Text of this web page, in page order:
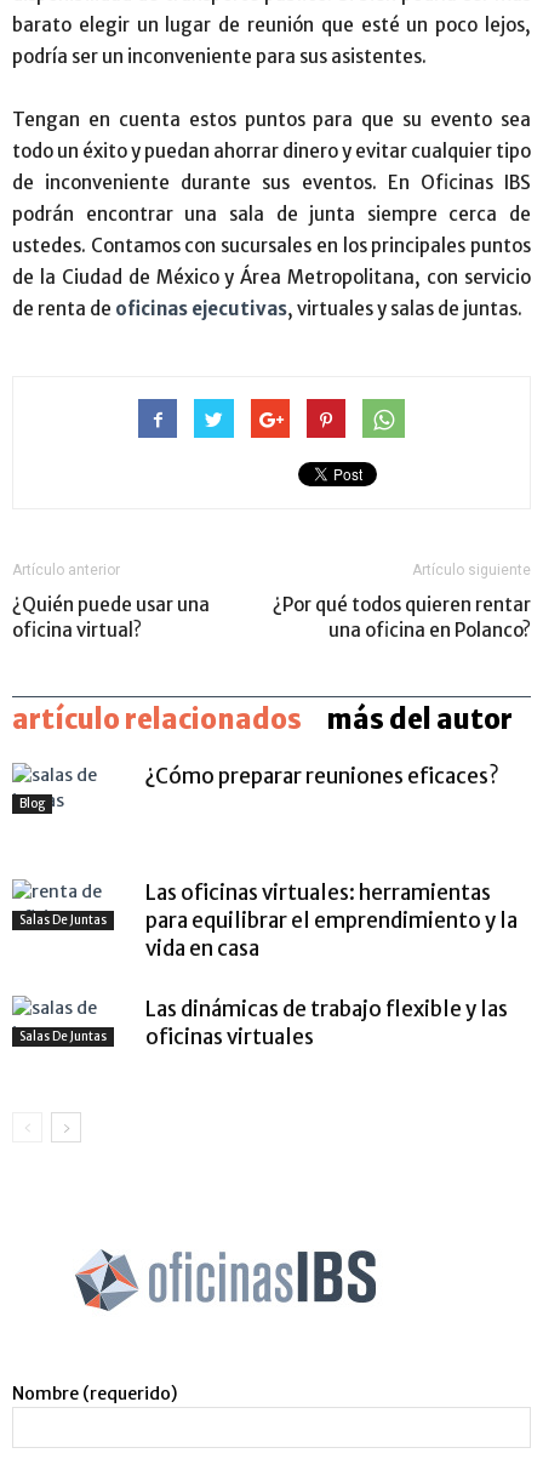
barato elegir un lugar de reunión que esté un poco lejos,
podría ser un inconveniente para sus asistentes.
Tengan en cuenta estos puntos para que su evento sea
todo un éxito y puedan ahorrar dinero y evitar cualquier tipo
de inconveniente durante sus eventos. En Oficinas IBS
podrán encontrar una sala de junta siempre cerca de
ustedes. Contamos con sucursales en los principales puntos
de la Ciudad de México y Área Metropolitana, con servicio
de renta de oficinas ejecutivas, virtuales y salas de juntas.
Artículo anterior
¿Quién puede usar una
oficina virtual?
Artículo siguiente
¿Por qué todos quieren rentar
una oficina en Polanco?
artículo relacionados más del autor
Blog
¿Cómo preparar reuniones eficaces?
Salas De Juntas
Las oficinas virtuales: herramientas
para equilibrar el emprendimiento y la
vida en casa
Salas De Juntas
Las dinámicas de trabajo flexible y las
oficinas virtuales
Nombre (requerido)